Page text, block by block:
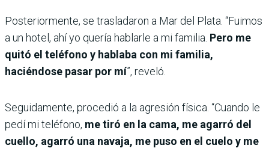
Posteriormente, se trasladaron a Mar del Plata. “Fuimos
a un hotel, ahí yo quería hablarle a mi familia. Pero me
quitó el teléfono y hablaba con mi familia,
haciéndose pasar por mí”, reveló.
Seguidamente, procedió a la agresión física. “Cuando le
pedí mi teléfono, me tiró en la cama, me agarró del
cuello, agarró una navaja, me puso en el cuelo y me